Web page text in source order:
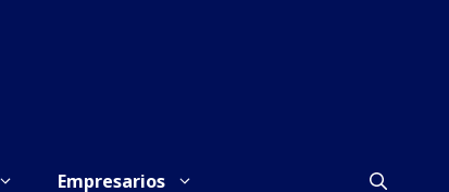
Empresarios